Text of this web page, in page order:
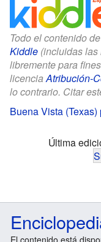
Todo el contenido
Kiddle (incluidas
libremente para
licenciaAtribución-
lo contrario. Citar
Buena Vista
Última
El contenido está